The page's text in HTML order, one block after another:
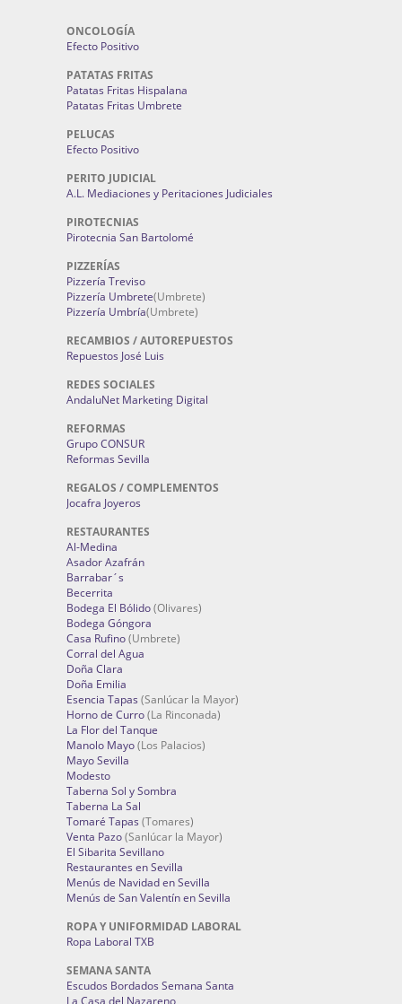
ONCOLOGÍA
Efecto Positivo
PATATAS FRITAS
Patatas Fritas Hispalana
Patatas Fritas Umbrete
PELUCAS
Efecto Positivo
PERITO JUDICIAL
A.L. Mediaciones y Peritaciones Judiciales
PIROTECNIAS
Pirotecnia San Bartolomé
PIZZERÍAS
Pizzería Treviso
Pizzería Umbrete(Umbrete)
Pizzería Umbría(Umbrete)
RECAMBIOS / AUTOREPUESTOS
Repuestos José Luis
REDES SOCIALES
AndaluNet Marketing Digital
REFORMAS
Grupo CONSUR
Reformas Sevilla
REGALOS / COMPLEMENTOS
Jocafra Joyeros
RESTAURANTES
Al-Medina
Asador Azafrán
Barrabar´s
Becerrita
Bodega El Bólido(Olivares)
Bodega Góngora
Casa Rufino(Umbrete)
Corral del Agua
Doña Clara
Doña Emilia
Esencia Tapas (Sanlúcar la Mayor)
Horno de Curro(La Rinconada)
La Flor del Tanque
Manolo Mayo(Los Palacios)
Mayo Sevilla
Modesto
Taberna Sol y Sombra
Taberna La Sal
Tomaré Tapas (Tomares)
Venta Pazo(Sanlúcar la Mayor)
El Sibarita Sevillano
Restaurantes en Sevilla
Menús de Navidad en Sevilla
Menús de San Valentín en Sevilla
ROPA Y UNIFORMIDAD LABORAL
Ropa Laboral TXB
SEMANA SANTA
Escudos Bordados Semana Santa
La Casa del Nazareno